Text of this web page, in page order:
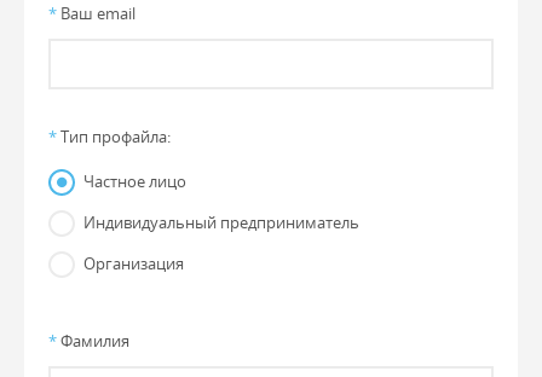
* Ваш email
*Тип профайла:
Частное лицо
Индивидуальный предприниматель
Организация
*Фамилия